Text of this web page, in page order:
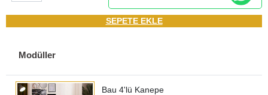
SEPETE EKLE
Modüller
Bau 4'lü Kanepe